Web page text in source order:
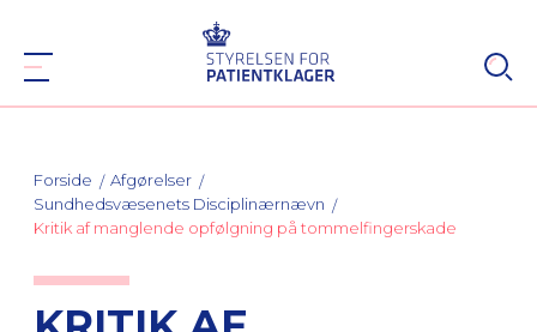
Forside
Afgørelser
Sundhedsvæsenets Disciplinærnævn
Kritik af manglende opfølgning på tommelfingerskade